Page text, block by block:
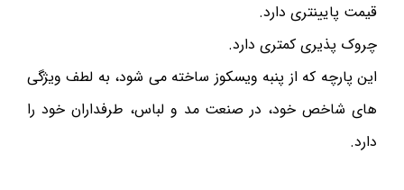
قیمت پایینتری دارد.
چروک پذیری کمتری دارد.
این پارچه که از پنبه ویسکوز ساخته می شود، به لطف ویژگی
های شاخص خود، در صنعت مد و لباس، طرفداران خود را
دارد.